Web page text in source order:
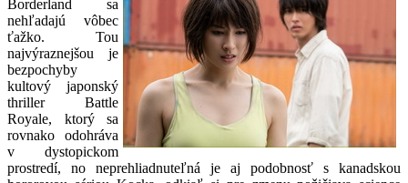
Borderland sa
nehľadajú vôbec
ťažko. Tou
najvýraznejšou je
bezpochyby
kultový japonský
thriller Battle
Royale, ktorý sa
rovnako odohráva
v dystopickom
prostredí, no neprehliadnuteľná je aj podobnosť s kanadskou